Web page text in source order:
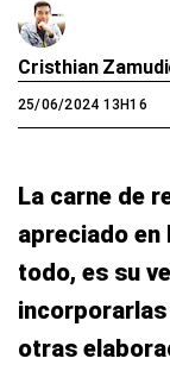
Cristhian
25/06/2024 13H16
La carne de
apreciado en
todo, es su
otras